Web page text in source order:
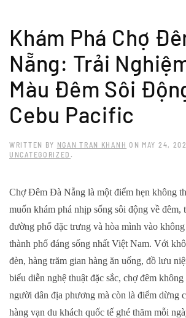
Skip to main content
Khám Phá Chợ
Nẵng: Trải
Màu Đêm Sôi
Cebu Pacific
WRITTEN BY NGAN TRAN KHANH ON MAY 24,
UNCATEGORIZED .
Chợ Đêm Đà Nẵng là một điểm hẹn không
muốn khám phá nhịp sống sôi động về đêm,
đường phố đặc trưng và hòa mình vào
thành phố đáng sống nhất Việt Nam. Với
đèn, hàng trăm gian hàng ăn uống, đồ lưu
biểu diễn nghệ thuật đặc sắc, chợ đêm
người dân địa phương mà còn là điểm dừng
hàng vạn du khách quốc tế ghé thăm mỗi